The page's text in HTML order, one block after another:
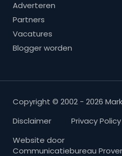
Adverteren
Partners
Vacatures
Blogger worden
Copyright © 2002 - 2026
Disclaimer
Privacy Policy
Website door
Communicatiebureau